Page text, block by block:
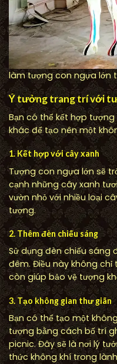
làm tượng con ngựa lớn
Ý tưởng trang trí với
Bạn có thể kết hợp
khác để tạo nên một
1. Kết hợp với cây xanh
Tượng con ngựa lớn sẽ
cạnh những cây xanh
vườn nhỏ với nhiều loại
tượng.
2. Thêm đèn chiếu sáng
Sử dụng đèn chiếu sáng
đêm. Điều này không
còn giúp bảo vệ tượng
3. Tạo không gian thư giãn
Bạn có thể tạo một
tượng bằng cách bố trí
picnic. Đây sẽ là nơi lý
thức không khí trong